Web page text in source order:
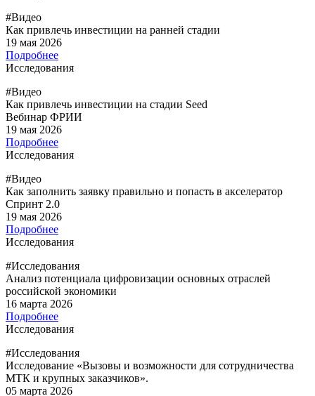
#Видео
Как привлечь инвестиции на ранней стадии
19 мая 2026
Подробнее
Исследования
#Видео
Как привлечь инвестиции на стадии Seed
Вебинар ФРИИ
19 мая 2026
Подробнее
Исследования
#Видео
Как заполнить заявку правильно и попасть в акселератор
Спринт 2.0
19 мая 2026
Подробнее
Исследования
#Исследования
Анализ потенциала цифровизации основных отраслей
российской экономики
16 марта 2026
Подробнее
Исследования
#Исследования
Исследование «Вызовы и возможности для сотрудничества
МТК и крупных заказчиков».
05 марта 2026